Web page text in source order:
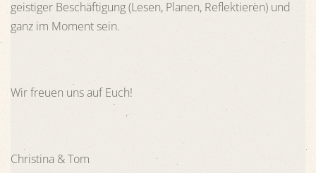
geistiger Beschäftigung (Lesen, Planen, Reflektieren) und
ganz im Moment sein.
Wir freuen uns auf Euch!
Christina & Tom